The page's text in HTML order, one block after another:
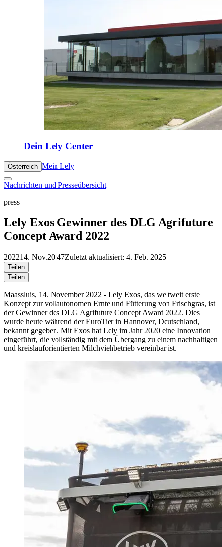
Dein Lely Center
Österreich Mein Lely
Nachrichten und Presseübersicht
press
Lely Exos Gewinner des DLG Agrifuture
Concept Award 2022
202214. Nov.20:47Zuletzt aktualisiert: 4. Feb. 2025
Teilen
Teilen
Maassluis, 14. November 2022 - Lely Exos, das weltweit erste
Konzept zur vollautonomen Ernte und Fütterung von Frischgras, ist
der Gewinner des DLG Agrifuture Concept Award 2022. Dies
wurde heute während der EuroTier in Hannover, Deutschland,
bekannt gegeben. Mit Exos hat Lely im Jahr 2020 eine Innovation
eingeführt, die vollständig mit dem Übergang zu einem nachhaltigen
und kreislauforientierten Milchviehbetrieb vereinbar ist.